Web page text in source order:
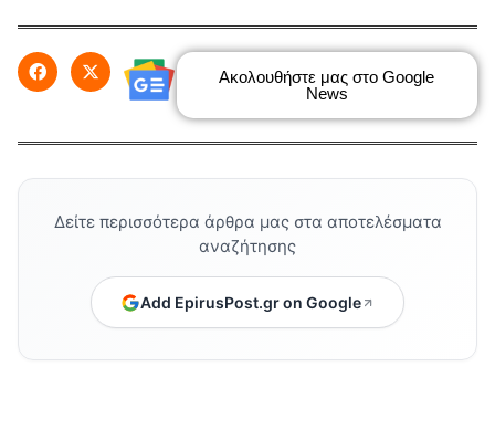
Ακολουθήστε μας στο Google
News
Δείτε περισσότερα άρθρα μας στα αποτελέσματα
αναζήτησης
Add EpirusPost.gr on Google